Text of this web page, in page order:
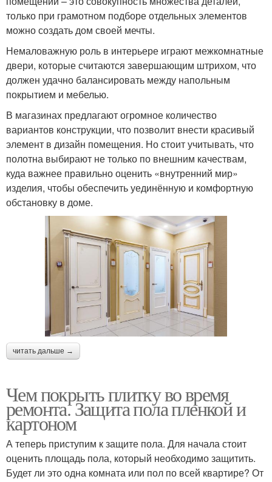
только при грамотном подборе отдельных элементов
можно создать дом своей мечты.
Немаловажную роль в интерьере играют межкомнатные
двери, которые считаются завершающим штрихом, что
должен удачно балансировать между напольным
покрытием и мебелью.
В магазинах предлагают огромное количество
вариантов конструкции, что позволит внести красивый
элемент в дизайн помещения. Но стоит учитывать, что
полотна выбирают не только по внешним качествам,
куда важнее правильно оценить «внутренний мир»
изделия, чтобы обеспечить уединённую и комфортную
обстановку в доме.
читать дальше →
Чем покрыть плитку во время
ремонта. Защита пола пленкой и
картоном
А теперь приступим к защите пола. Для начала стоит
оценить площадь пола, который необходимо защитить.
Будет ли это одна комната или пол по всей квартире? От